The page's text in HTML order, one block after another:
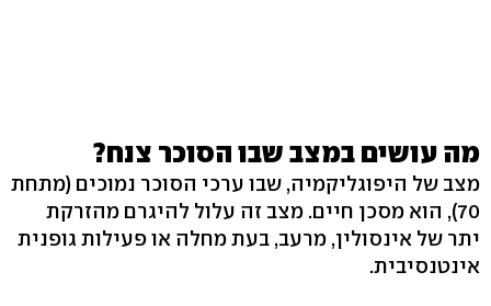
מה עושים במצב שבו הסוכר צנח?
מצב של היפוגליקמיה, שבו ערכי הסוכר נמוכים (מתחת
70), הוא מסכן חיים. מצב זה עלול להיגרם מהזרקת
יתר של אינסולין, מרעב, בעת מחלה או פעילות גופנית
אינטנסיבית.